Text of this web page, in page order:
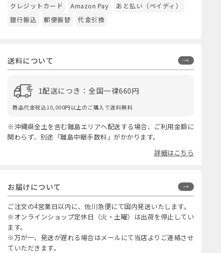
クレジットカード Amazon Pay
あと払い（ペイディ）
銀行振込
郵便振替 代金引換
送料について
1配送につき：全国一律660円
商品代金税込10,000円以上のご購入で送料無料
※沖縄県全土を含む離島エリアへ配送する場合、ご利用金額に
関わらず、別途「離島中継手数料」がかかります。
詳細はこちら
お届けについて
ご注文の4営業日以内に、佐川急便にて国内発送いたします。
※オンラインショップ定休日（火・土曜）は出荷を停止してい
ます。
※万が一、発送が遅れる場合はメールにて当店よりご連絡させ
ていただきます。